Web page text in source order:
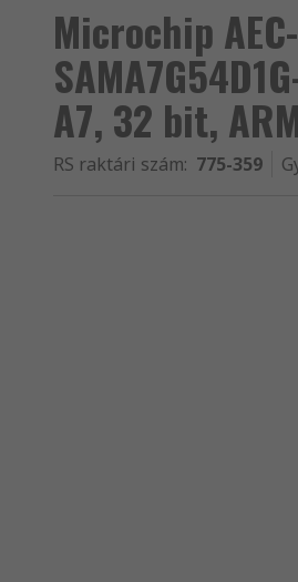
Microchip
A7, 32 bit,
RS raktári szám: 775-359